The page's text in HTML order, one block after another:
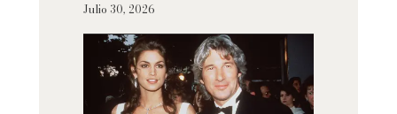
Julio 30, 2026